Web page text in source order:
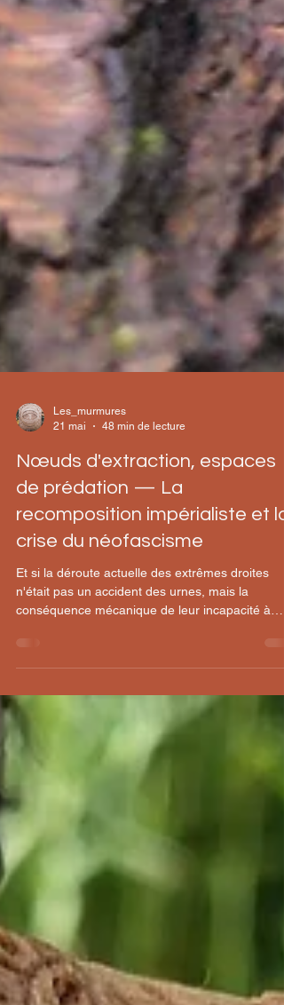
Les_murmures
21 mai
48 min de lecture
Nœuds d'extraction, espaces
de prédation — La
recomposition impérialiste et la
conséquence mécanique de leur incapacité à
maintenir les conditions matérielles du capital
qu'elles prétendaient défendre ?